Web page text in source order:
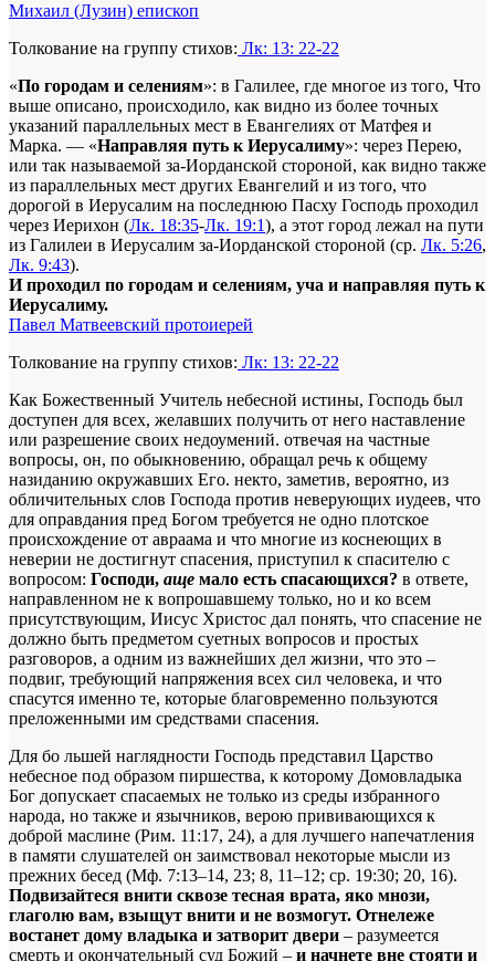
Михаил (Лузин) епископ
Толкование на группу стихов: Лк: 13: 22-22
«По городам и селениям»: в Галилее, где многое из того, Что
выше описано, происходило, как видно из более точных
указаний параллельных мест в Евангелиях от Матфея и
Марка. — «Направляя путь к Иерусалиму»: через Перею,
или так называемой за-Иорданской стороной, как видно также
из параллельных мест других Евангелий и из того, что
дорогой в Иерусалим на последнюю Пасху Господь проходил
через Иерихон (Лк. 18:35-Лк. 19:1), а этот город лежал на пути
из Галилеи в Иерусалим за-Иорданской стороной (ср. Лк. 5:26,
Лк. 9:43).
И проходил по городам и селениям, уча и направляя путь к
Иерусалиму.
Павел Матвеевский протоиерей
Толкование на группу стихов: Лк: 13: 22-22
Как Божественный Учитель небесной истины, Господь был
доступен для всех, желавших получить от него наставление
или разрешение своих недоумений. отвечая на частные
вопросы, он, по обыкновению, обращал речь к общему
назиданию окружавших Его. некто, заметив, вероятно, из
обличительных слов Господа против неверующих иудеев, что
для оправдания пред Богом требуется не одно плотское
происхождение от авраама и что многие из коснеющих в
неверии не достигнут спасения, приступил к спасителю с
вопросом: Господи, аще мало есть спасающихся? в ответе,
направленном не к вопрошавшему только, но и ко всем
присутствующим, Иисус Христос дал понять, что спасение не
должно быть предметом суетных вопросов и простых
разговоров, а одним из важнейших дел жизни, что это –
подвиг, требующий напряжения всех сил человека, и что
спасутся именно те, которые благовременно пользуются
преложенными им средствами спасения.
Для бо льшей наглядности Господь представил Царство
небесное под образом пиршества, к которому Домовладыка
Бог допускает спасаемых не только из среды избранного
народа, но также и язычников, верою прививающихся к
доброй маслине (Рим. 11:17, 24), а для лучшего напечатления
в памяти слушателей он заимствовал некоторые мысли из
прежних бесед (Мф. 7:13–14, 23; 8, 11–12; ср. 19:30; 20, 16).
Подвизайтеся внити сквозе тесная врата, яко мнози,
глаголю вам, взыщут внити и не возмогут. Отнележе
востанет дому владыка и затворит двери – разумеется
смерть и окончательный суд Божий – и начнете вне стояти и